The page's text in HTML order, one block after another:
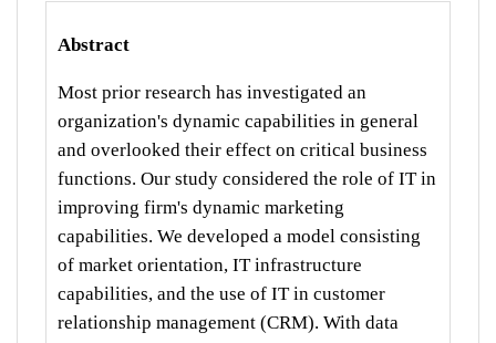
Abstract
Most prior research has investigated an
organization's dynamic capabilities in general
and overlooked their effect on critical business
functions. Our study considered the role of IT in
improving firm's dynamic marketing
capabilities. We developed a model consisting
of market orientation, IT infrastructure
capabilities, and the use of IT in customer
relationship management (CRM). With data